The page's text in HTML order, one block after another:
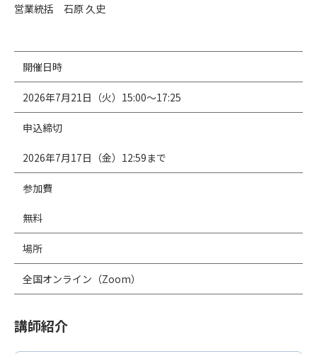
営業統括 石原 久史
開催日時
2026年7月21日（火）15:00〜17:25
申込締切
2026年7月17日（金）12:59まで
参加費
無料
場所
全国オンライン（Zoom）
講師紹介